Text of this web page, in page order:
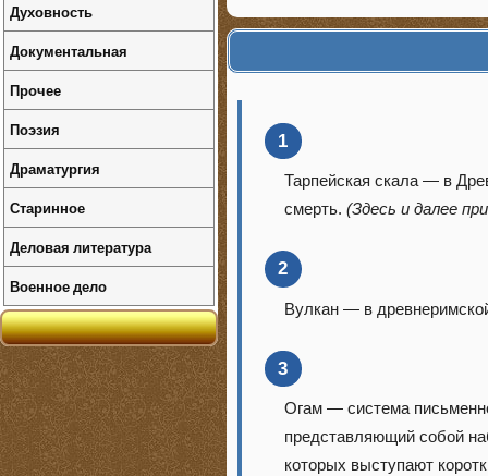
1
Тарпейская скала — в
смерть.(Здесь и далее
2
Вулкан — в
3
Огам — система
представляющий собой
которых выступают
Духовность
Документальная
Прочее
Поэзия
Драматургия
Старинное
Деловая литература
Военное дело